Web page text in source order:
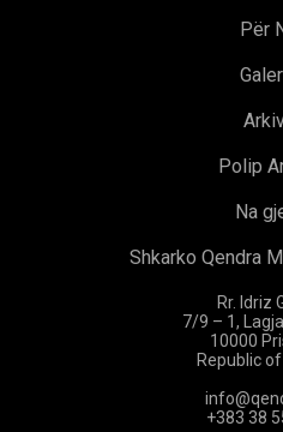
Për
Polip
Na
Shkarko Qendra
Rr. Idriz
7/9 – 1,
10000
Republic
+383 38